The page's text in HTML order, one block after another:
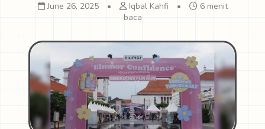
June 26, 2025 • Iqbal Kahfi •
6 menit
baca